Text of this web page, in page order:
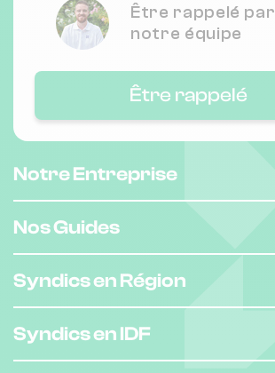
Être rappelé par
notre équipe
Être rappelé
Notre Entreprise
Nos Guides
Syndics en Région
Syndics en IDF